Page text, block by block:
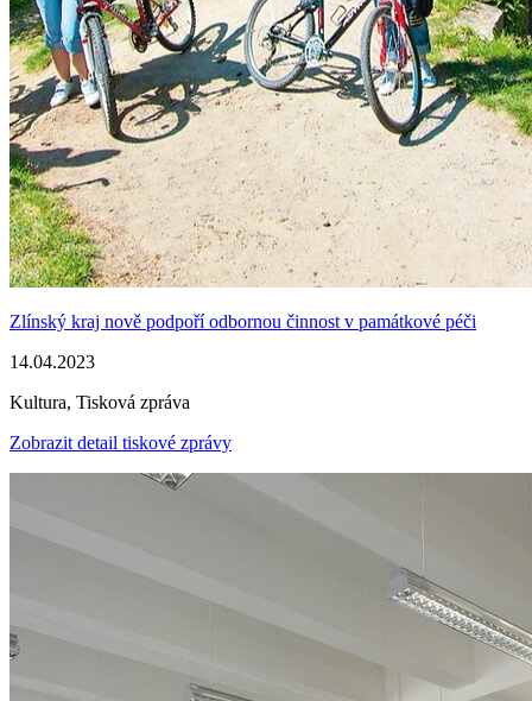
Zlínský kraj nově podpoří odbornou činnost v památkové péči
14.04.2023
Kultura, Tisková zpráva
Zobrazit detail tiskové zprávy